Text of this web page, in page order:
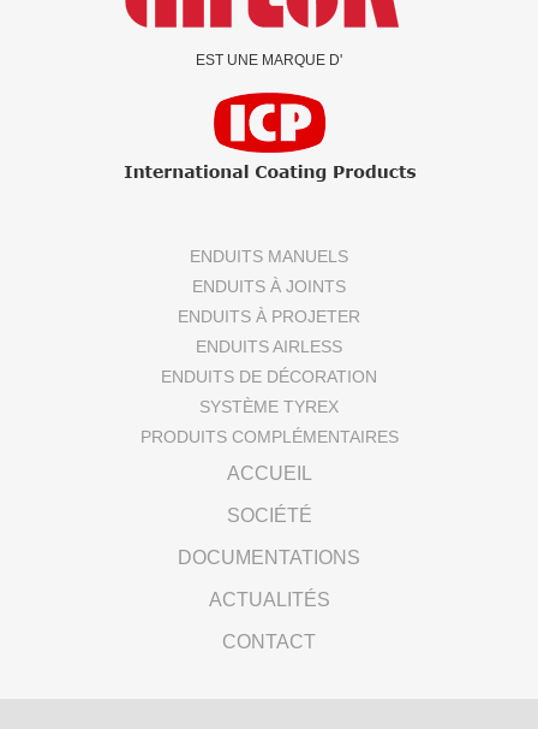
EST UNE MARQUE D'
ENDUITS MANUELS
ENDUITS À JOINTS
ENDUITS À PROJETER
ENDUITS AIRLESS
ENDUITS DE DÉCORATION
SYSTÈME TYREX
PRODUITS COMPLÉMENTAIRES
ACCUEIL
SOCIÉTÉ
DOCUMENTATIONS
ACTUALITÉS
CONTACT